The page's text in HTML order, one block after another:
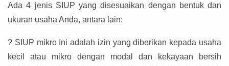
Ada 4 jenis SIUP yang disesuaikan dengan bentuk dan
ukuran usaha Anda, antara lain:
? SIUP mikro Ini adalah izin yang diberikan kepada usaha
kecil atau mikro dengan modal dan kekayaan bersih